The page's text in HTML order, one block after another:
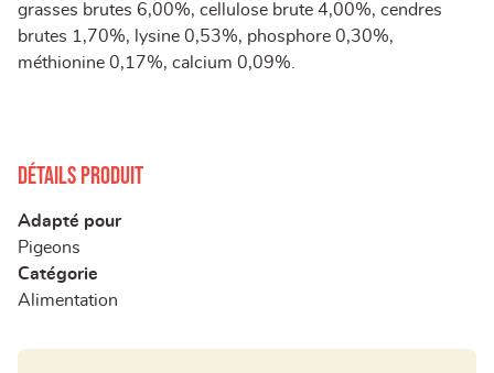
grasses brutes 6,00%, cellulose brute 4,00%, cendres
brutes 1,70%, lysine 0,53%, phosphore 0,30%,
méthionine 0,17%, calcium 0,09%.
Détails produit
Adapté pour
Pigeons
Catégorie
Alimentation